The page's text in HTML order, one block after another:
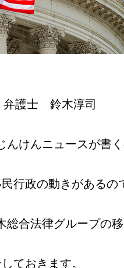
弁護士 鈴木淳司
けんニュースが書
行政の動きがあるの
総合法律グループの
ておきます。